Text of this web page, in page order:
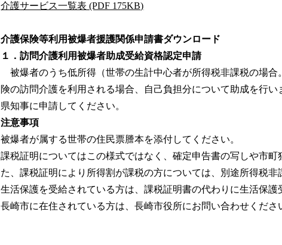
介護サービス一覧表 (PDF 175KB)
介護保険等利用被爆者援護関係申請書ダウンロード
１．訪問介護利用被爆者助成受給資格認定申請
被爆者のうち低所得（世帯の生計中心者が所得税非課税の場合
険の訪問介護を利用される場合、自己負担分について助成を行
県知事に申請してください。
注意事項
被爆者が属する世帯の住民票謄本を添付してください。
課税証明についてはこの様式ではなく、確定申告書の写しや市町
た、課税証明により所得割が課税の方については、別途所得税非
生活保護を受給されている方は、課税証明書の代わりに生活保護
長崎市に在住されている方は、長崎市役所にお問い合わせくださ